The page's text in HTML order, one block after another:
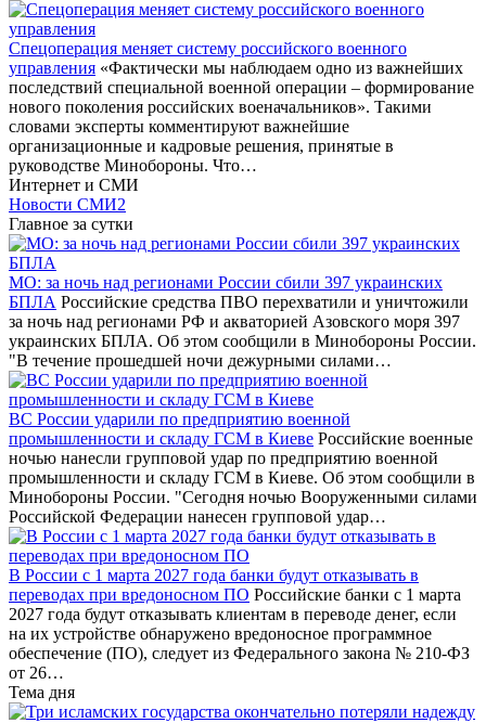
Спецоперация меняет систему российского военного
управления «Фактически мы наблюдаем одно из важнейших
последствий специальной военной операции – формирование
нового поколения российских военачальников». Такими
словами эксперты комментируют важнейшие
организационные и кадровые решения, принятые в
руководстве Минобороны. Что…
Интернет и СМИ
Новости СМИ2
Главное за сутки
МО: за ночь над регионами России сбили 397 украинских
БПЛА Российские средства ПВО перехватили и уничтожили
за ночь над регионами РФ и акваторией Азовского моря 397
украинских БПЛА. Об этом сообщили в Минобороны России.
"В течение прошедшей ночи дежурными силами…
ВС России ударили по предприятию военной
промышленности и складу ГСМ в Киеве Российские военные
ночью нанесли групповой удар по предприятию военной
промышленности и складу ГСМ в Киеве. Об этом сообщили в
Минобороны России. "Сегодня ночью Вооруженными силами
Российской Федерации нанесен групповой удар…
В России с 1 марта 2027 года банки будут отказывать в
переводах при вредоносном ПО Российские банки с 1 марта
2027 года будут отказывать клиентам в переводе денег, если
на их устройстве обнаружено вредоносное программное
обеспечение (ПО), следует из Федерального закона № 210-ФЗ
от 26…
Тема дня